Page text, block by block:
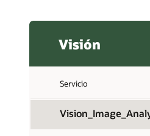
Visión
Servicio